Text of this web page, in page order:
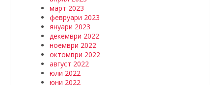
март 2023
февруари 2023
януари 2023
декември 2022
ноември 2022
октомври 2022
август 2022
юли 2022
юни 2022